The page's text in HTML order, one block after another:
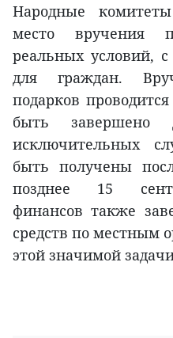
Народные
место вручения
реальных условий, с
для граждан.
подарков
быть
исключительных
быть получены
позднее 15
финансов также
средств по местным
этой значимой